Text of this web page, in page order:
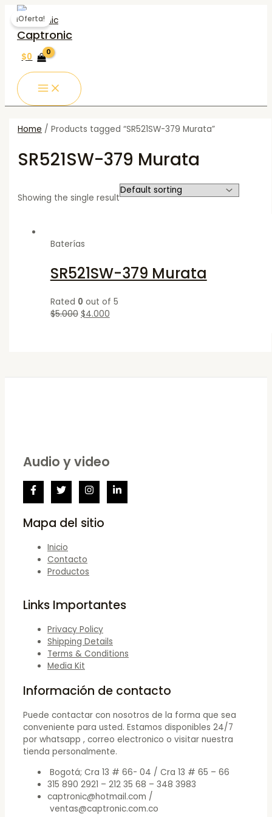
contenido
Captronic
$0
Home / Products tagged “SR521SW-379 Murata”
SR521SW-379 Murata
Showing the single result
¡Oferta!
Baterías
SR521SW-379 Murata
Rated 0 out of 5
$5.000 $4.000
Audio y video
Mapa del sitio
Inicio
Contacto
Productos
Links Importantes
Privacy Policy
Shipping Details
Terms & Conditions
Media Kit
Información de contacto
Puede contactar con nosotros de la forma que sea
conveniente para usted. Estamos disponibles 24/7
por whatsapp , correo electronico o visitar nuestra
tienda personalmente.
Bogotá; Cra 13 # 66- 04 / Cra 13 # 65 – 66
315 890 2921 – 212 35 68 – 348 3983
captronic@hotmail.com /
ventas@captronic.com.co